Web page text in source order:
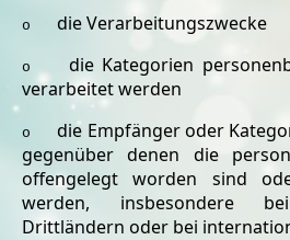
o die Verarbeitungszwecke
o die Kategorien
verarbeitet werden
odie Empfänger oder
gegenüber denen die
offengelegt worden sind
werden, insbesondere
Drittländern oder bei